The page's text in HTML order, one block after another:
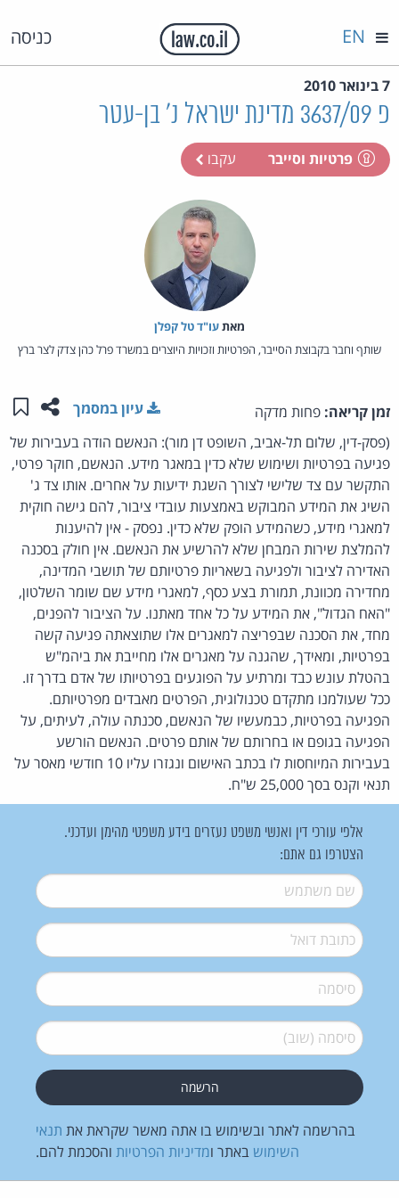
כניסה EN
7 בינואר 2010
פ 3637/09 מדינת ישראל נ' בן-עטר
פרטיות וסייבר עקבו
מאת‏עו"ד טל קפלן
שותף וחבר בקבוצת הסייבר, הפרטיות וזכויות היוצרים במשרד פרל כהן צדק לצר ברץ
זמן קריאה: פחות מדקה שתפו
עיון במסמך
(פסק-דין, שלום תל-אביב, השופט דן מור): הנאשם הודה בעבירות של
פגיעה בפרטיות ושימוש שלא כדין במאגר מידע. הנאשם, חוקר פרטי,
התקשר עם צד שלישי לצורך השגת ידיעות על אחרים. אותו צד ג'
השיג את המידע המבוקש באמצעות עובדי ציבור, להם גישה חוקית
למאגרי מידע, כשהמידע הופק שלא כדין. נפסק - אין להיענות
להמלצת שירות המבחן שלא להרשיע את הנאשם. אין חולק בסכנה
האדירה לציבור ולפגיעה בשאריות פרטיותם של תושבי המדינה,
מחדירה מכוונת, תמורת בצע כסף, למאגרי מידע שם שומר השלטון,
"האח הגדול", את המידע על כל אחד מאתנו. על הציבור להפנים,
מחד, את הסכנה שבפריצה למאגרים אלו שתוצאתה פגיעה קשה
בפרטיות, ומאידך, שהגנה על מאגרים אלו מחייבת את ביהמ"ש
בהטלת עונש כבד ומרתיע על הפוגעים בפרטיותו של אדם בדרך זו.
ככל שעולמנו מתקדם טכנולוגית, הפרטים מאבדים מפרטיותם.
הפגיעה בפרטיות, כבמעשיו של הנאשם, סכנתה עולה, לעיתים, על
הפגיעה בגופם או בחרותם של אותם פרטים. הנאשם הורשע
בעבירות המיוחסות לו בכתב האישום ונגזרו עליו 10 חודשי מאסר על
תנאי וקנס בסך 25,000 ש"ח.
אלפי עורכי דין ואנשי משפט נעזרים בידע משפטי מהימן ועדכני.
הצטרפו גם אתם:
שם משתמש*
דואל*
סיסמה*
סיסמה (שוב)*
בהרשמה לאתר ובשימוש בו אתה מאשר שקראת את תנאי
השימוש באתר ומדיניות הפרטיות והסכמת להם.